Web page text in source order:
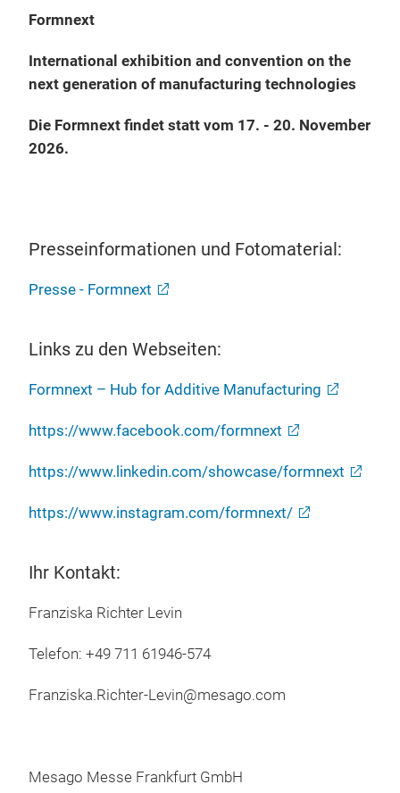
Formnext
International exhibition and convention on the
next generation of manufacturing technologies
Die Formnext findet statt vom 17. - 20. November
2026.
Presseinformationen und Fotomaterial:
Presse - Formnext
Links zu den Webseiten:
Formnext – Hub for Additive Manufacturing
https://www.facebook.com/formnext
https://www.linkedin.com/showcase/formnext
https://www.instagram.com/formnext/
Ihr Kontakt:
Franziska Richter Levin
Telefon: +49 711 61946-574
Franziska.Richter-Levin@mesago.com
Mesago Messe Frankfurt GmbH